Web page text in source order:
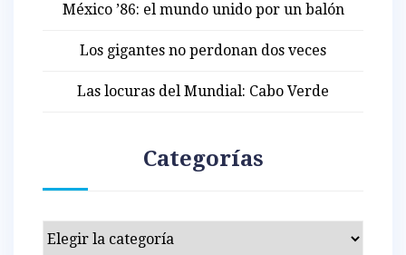
México ’86: el mundo unido por un balón
Los gigantes no perdonan dos veces
Las locuras del Mundial: Cabo Verde
Categorías
Categorías